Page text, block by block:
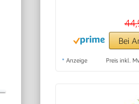
Bei
* Anzeige Preis inkl.